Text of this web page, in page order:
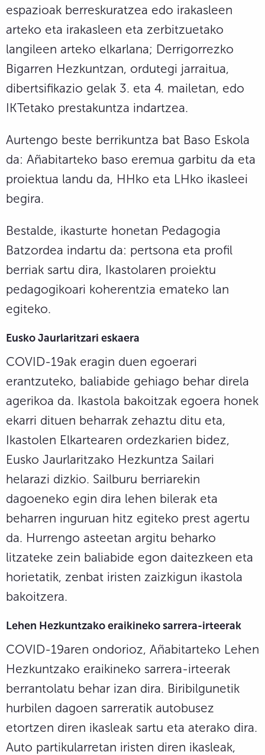
espazioak berreskuratzea edo irakasleen
arteko eta irakasleen eta zerbitzuetako
langileen arteko elkarlana; Derrigorrezko
Bigarren Hezkuntzan, ordutegi jarraitua,
dibertsifikazio gelak 3. eta 4. mailetan, edo
IKTetako prestakuntza indartzea.
Aurtengo beste berrikuntza bat Baso Eskola
da: Añabitarteko baso eremua garbitu da eta
proiektua landu da, HHko eta LHko ikasleei
begira.
Bestalde, ikasturte honetan Pedagogia
Batzordea indartu da: pertsona eta profil
berriak sartu dira, Ikastolaren proiektu
pedagogikoari koherentzia emateko lan
egiteko.
Eusko Jaurlaritzari eskaera
COVID-19ak eragin duen egoerari
erantzuteko, baliabide gehiago behar direla
agerikoa da. Ikastola bakoitzak egoera honek
ekarri dituen beharrak zehaztu ditu eta,
Ikastolen Elkartearen ordezkarien bidez,
Eusko Jaurlaritzako Hezkuntza Sailari
helarazi dizkio. Sailburu berriarekin
dagoeneko egin dira lehen bilerak eta
beharren inguruan hitz egiteko prest agertu
da. Hurrengo asteetan argitu beharko
litzateke zein baliabide egon daitezkeen eta
horietatik, zenbat iristen zaizkigun ikastola
bakoitzera.
Lehen Hezkuntzako eraikineko sarrera-irteerak
COVID-19aren ondorioz, Añabitarteko Lehen
Hezkuntzako eraikineko sarrera-irteerak
berrantolatu behar izan dira. Biribilgunetik
hurbilen dagoen sarreratik autobusez
etortzen diren ikasleak sartu eta aterako dira.
Auto partikularretan iristen diren ikasleak,